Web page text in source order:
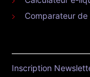
Comparateur
Inscription